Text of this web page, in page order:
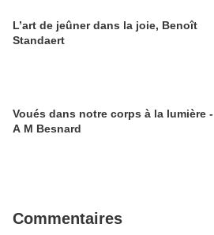
L’art de jeûner dans la joie, Benoît
Standaert
Voués dans notre corps à la lumière -
A M Besnard
Commentaires